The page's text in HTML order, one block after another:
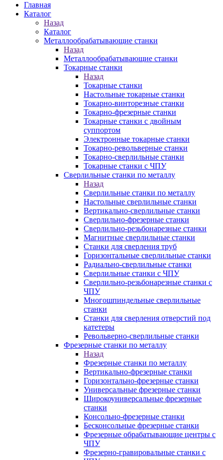
Главная
Каталог
Назад
Каталог
Металлообрабатывающие станки
Назад
Металлообрабатывающие станки
Токарные станки
Назад
Токарные станки
Настольные токарные станки
Токарно-винторезные станки
Токарно-фрезерные станки
Токарные станки с двойным
суппортом
Электронные токарные станки
Токарно-револьверные станки
Токарно-сверлильные станки
Токарные станки с ЧПУ
Сверлильные станки по металлу
Назад
Сверлильные станки по металлу
Настольные сверлильные станки
Вертикально-сверлильные станки
Сверлильно-фрезерные станки
Сверлильно-резьбонарезные станки
Магнитные сверлильные станки
Станки для сверления труб
Горизонтальные сверлильные станки
Радиально-сверлильные станки
Сверлильные станки с ЧПУ
Сверлильно-резьбонарезные станки с
ЧПУ
Многошпиндельные сверлильные
станки
Станки для сверления отверстий под
катетеры
Револьверно-сверлильные станки
Фрезерные станки по металлу
Назад
Фрезерные станки по металлу
Вертикально-фрезерные станки
Горизонтально-фрезерные станки
Универсальные фрезерные станки
Широкоуниверсальные фрезерные
станки
Консольно-фрезерные станки
Бесконсольные фрезерные станки
Фрезерные обрабатывающие центры с
ЧПУ
Фрезерно-гравировальные станки с